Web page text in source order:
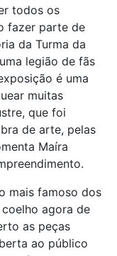
todos os
fazer parte de
da Turma da
legião de fãs
é uma
muitas
que foi
de arte, pelas
Maíra
mais famoso dos
agora de
as peças
ao público